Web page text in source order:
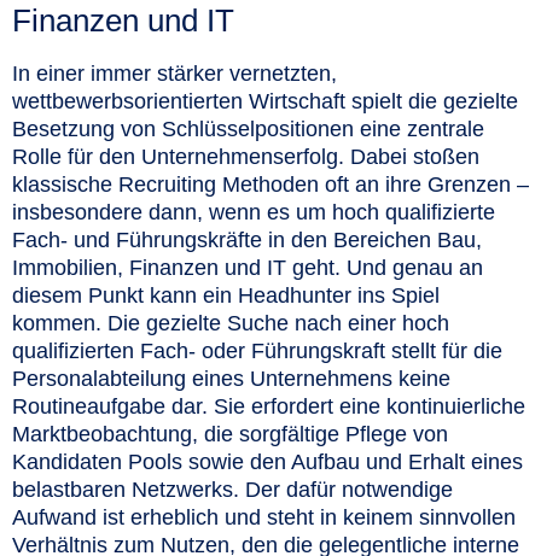
Finanzen und IT
In einer immer stärker vernetzten,
wettbewerbsorientierten Wirtschaft spielt die gezielte
Besetzung von Schlüsselpositionen eine zentrale
Rolle für den Unternehmenserfolg. Dabei stoßen
klassische Recruiting Methoden oft an ihre Grenzen –
insbesondere dann, wenn es um hoch qualifizierte
Fach- und Führungskräfte in den Bereichen Bau,
Immobilien, Finanzen und IT geht. Und genau an
diesem Punkt kann ein Headhunter ins Spiel
kommen. Die gezielte Suche nach einer hoch
qualifizierten Fach- oder Führungskraft stellt für die
Personalabteilung eines Unternehmens keine
Routineaufgabe dar. Sie erfordert eine kontinuierliche
Marktbeobachtung, die sorgfältige Pflege von
Kandidaten Pools sowie den Aufbau und Erhalt eines
belastbaren Netzwerks. Der dafür notwendige
Aufwand ist erheblich und steht in keinem sinnvollen
Verhältnis zum Nutzen, den die gelegentliche interne